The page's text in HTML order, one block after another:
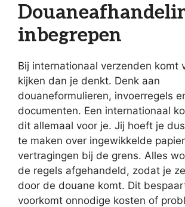
inbegrepen
Bij internationaal verzenden komt
kijken dan je denkt. Denk aan
douaneformulieren, invoerregels
documenten. Een internationaal
dit allemaal voor je. Jij hoeft je
te maken over ingewikkelde
vertragingen bij de grens. Alles
de regels afgehandeld, zodat je
door de douane komt. Dit
voorkomt onnodige kosten of